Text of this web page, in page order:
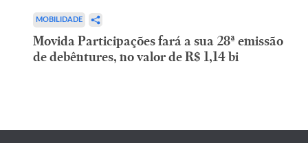
MOBILIDADE
Movida Participações fará a sua 28ª emissão
de debêntures, no valor de R$ 1,14 bi